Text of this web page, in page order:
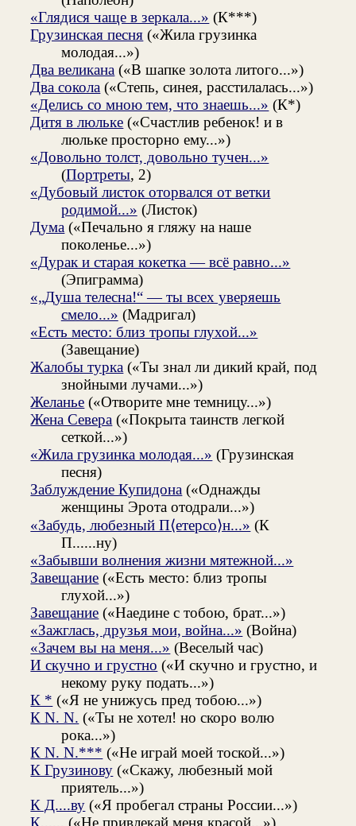
«Глядися чаще в зеркала...» (К***)
Грузинская песня («Жила грузинка
молодая...»)
Два великана («В шапке золота литого...»)
Два сокола («Степь, синея, расстилалась...»)
«Делись со мною тем, что знаешь...» (К*)
Дитя в люльке («Счастлив ребенок! и в
люльке просторно ему...»)
«Довольно толст, довольно тучен...»
(Портреты, 2)
«Дубовый листок оторвался от ветки
родимой...» (Листок)
Дума («Печально я гляжу на наше
поколенье...»)
«Дурак и старая кокетка — всё равно...»
(Эпиграмма)
«„Душа телесна!“ — ты всех уверяешь
смело...» (Мадригал)
«Есть место: близ тропы глухой...»
(Завещание)
Жалобы турка («Ты знал ли дикий край, под
знойными лучами...»)
Желанье («Отворите мне темницу...»)
Жена Севера («Покрыта таинств легкой
сеткой...»)
«Жила грузинка молодая...» (Грузинская
песня)
Заблуждение Купидона («Однажды
женщины Эрота отодрали...»)
«Забудь, любезный П⟨етерсо⟩н...» (К
П......ну)
«Забывши волнения жизни мятежной...»
Завещание («Есть место: близ тропы
глухой...»)
Завещание («Наедине с тобою, брат...»)
«Зажглась, друзья мои, война...» (Война)
«Зачем вы на меня...» (Веселый час)
И скучно и грустно («И скучно и грустно, и
некому руку подать...»)
К * («Я не унижусь пред тобою...»)
К N. N. («Ты не хотел! но скоро волю
рока...»)
К N. N.*** («Не играй моей тоской...»)
К Грузинову («Скажу, любезный мой
приятель...»)
К Д....ву («Я пробегал страны России...»)
К...... («Не привлекай меня красой...»)